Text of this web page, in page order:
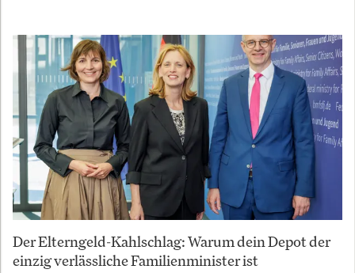
Der Elterngeld-Kahlschlag: Warum dein Depot der
einzig verlässliche Familienminister ist